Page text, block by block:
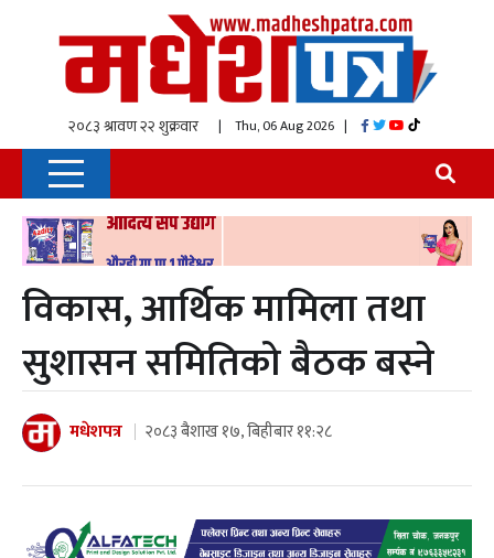
| Thu, 06 Aug 2026 |
विकास, आर्थिक मामिला तथा
सुशासन समितिको बैठक बस्ने
मधेशपत्र २०८३ बैशाख १७, बिहीबार ११:२८